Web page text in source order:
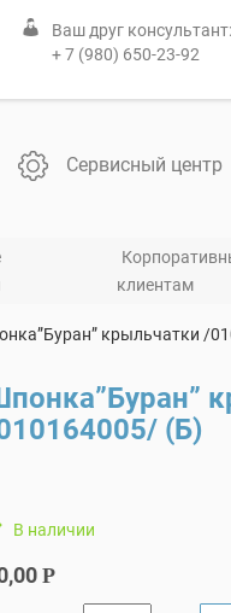
Ваш друг консультант:
+ 7 (980) 650-23-92
Сервисный центр
клиентам
крыльчатки /
(Б)
В наличии
Р